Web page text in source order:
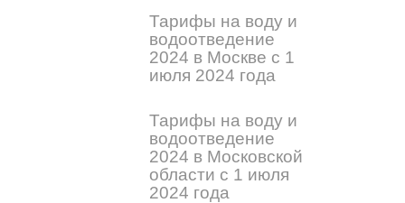
Тарифы на воду и
водоотведение
2024 в Москве с 1
июля 2024 года
Тарифы на воду и
водоотведение
2024 в Московской
области с 1 июля
2024 года